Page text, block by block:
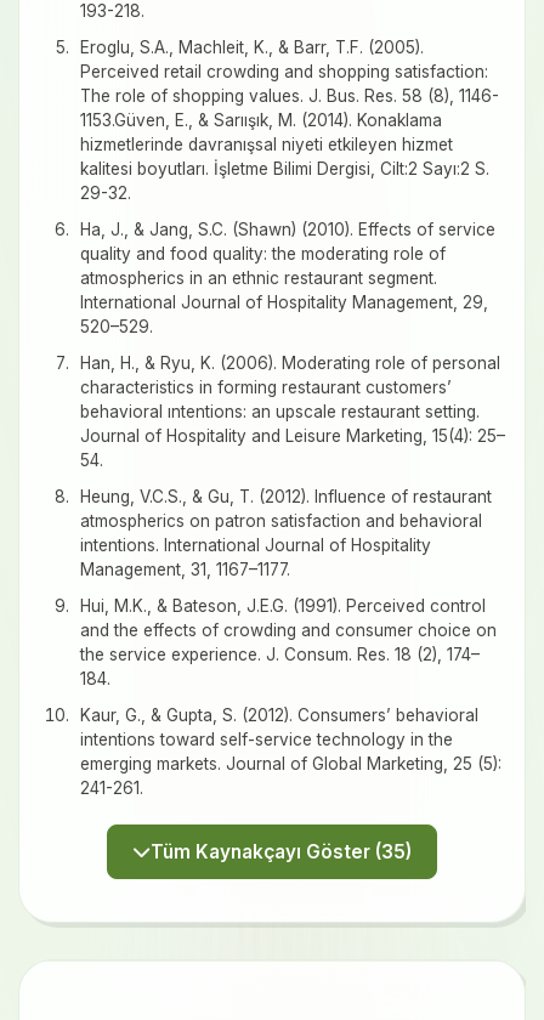
193-218.
Eroglu, S.A., Machleit, K., & Barr, T.F. (2005).
Perceived retail crowding and shopping satisfaction:
The role of shopping values. J. Bus. Res. 58 (8), 1146-
1153.Güven, E., & Sarıışık, M. (2014). Konaklama
hizmetlerinde davranışsal niyeti etkileyen hizmet
kalitesi boyutları. İşletme Bilimi Dergisi, Cilt:2 Sayı:2 S.
29-32.
Ha, J., & Jang, S.C. (Shawn) (2010). Effects of service
quality and food quality: the moderating role of
atmospherics in an ethnic restaurant segment.
International Journal of Hospitality Management, 29,
520–529.
Han, H., & Ryu, K. (2006). Moderating role of personal
characteristics in forming restaurant customers’
behavioral ıntentions: an upscale restaurant setting.
Journal of Hospitality and Leisure Marketing, 15(4): 25–
54.
Heung, V.C.S., & Gu, T. (2012). Influence of restaurant
atmospherics on patron satisfaction and behavioral
intentions. International Journal of Hospitality
Management, 31, 1167–1177.
Hui, M.K., & Bateson, J.E.G. (1991). Perceived control
and the effects of crowding and consumer choice on
the service experience. J. Consum. Res. 18 (2), 174–
184.
Kaur, G., & Gupta, S. (2012). Consumers’ behavioral
intentions toward self-service technology in the
emerging markets. Journal of Global Marketing, 25 (5):
241-261.
Tüm Kaynakçayı Göster (35)